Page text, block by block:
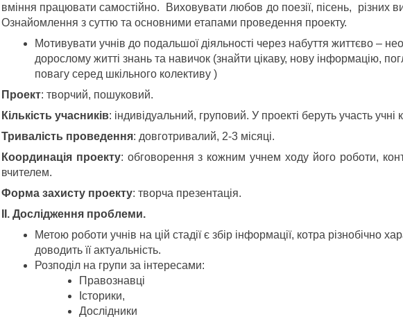
вміння працювати самостійно. Виховувати любов до поезії, пісень, різних
Ознайомлення з суттю та основними етапами проведення проекту.
Мотивувати учнів до подальшої діяльності через набуття життєво –
дорослому житті знань та навичок (знайти цікаву, нову інформацію,
повагу серед шкільного колективу )
Проект: творчий, пошуковий.
Кількість учасників: індивідуальний, груповий. У проекті беруть участь учні
Тривалість проведення: довготривалий, 2-3 місяці.
Координація проекту: обговорення з кожним учнем ходу його роботи,
вчителем.
Форма захисту проекту: творча презентація.
ІІ. Дослідження проблеми.
Метою роботи учнів на цій стадії є збір інформації, котра різнобічно
доводить її актуальність.
Розподіл на групи за інтересами:
Правознавці
Історики,
Дослідники